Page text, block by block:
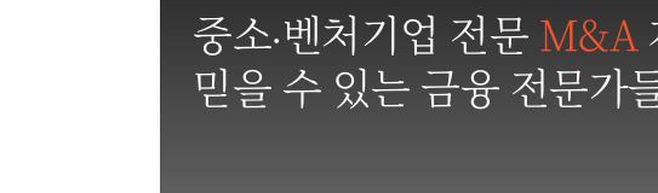
중소·벤처기업 전문 M&A
믿을 수 있는 금융 전문가